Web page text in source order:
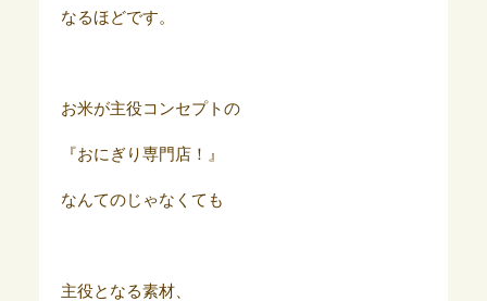
なるほどです。
お米が主役コンセプトの
『おにぎり専門店！』
なんてのじゃなくても
主役となる素材、